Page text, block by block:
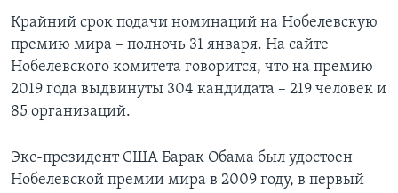
Крайний срок подачи номинаций на Нобелевскую
премию мира – полночь 31 января. На сайте
Нобелевского комитета говорится, что на премию
2019 года выдвинуты 304 кандидата – 219 человек и
85 организаций.
Экс-президент США Барак Обама был удостоен
Нобелевской премии мира в 2009 году, в первый